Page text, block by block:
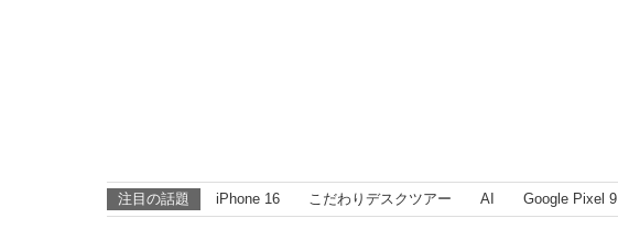
注目の話題 iPhone 16 こだわりデスクツアー AI Google Pixel 9